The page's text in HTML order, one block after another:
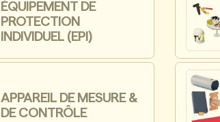
ÉQUIPEMENT DE
PROTECTION
INDIVIDUEL (EPI)
APPAREIL DE MESURE &
DE CONTRÔLE